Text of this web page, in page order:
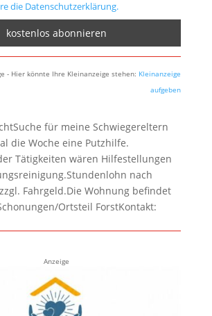
die Datenschutzerklärung.
- Hier könnte Ihre Kleinanzeige stehen: Kleinanzeige
aufgeben
für meine Schwiegereltern
die Woche eine Putzhilfe.
Tätigkeiten wären Hilfestellungen
nach
Fahrgeld.Die Wohnung befindet
Ortsteil ForstKontakt:
Anzeige